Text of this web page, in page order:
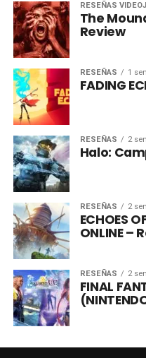
RESEÑAS
The
Review
RESEÑAS 1
FADING
RESEÑAS 2
Halo:
RESEÑAS 2
ECHOES
ONLINE –
RESEÑAS 2
FINAL